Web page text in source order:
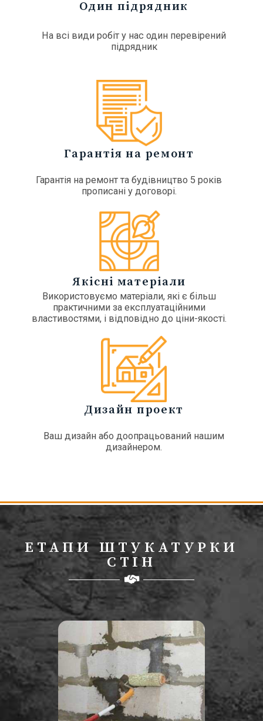
Один підрядник
На всі види робіт у нас один перевірений
підрядник
Гарантія на ремонт
Гарантія на ремонт та будівництво 5 років
прописані у договорі.
Якісні матеріали
Використовуємо матеріали, які є більш
практичними за експлуатаційними
властивостями, і відповідно до ціни-якості.
Дизайн проект
Ваш дизайн або доопрацьований нашим
дизайнером.
ЕТАПИ ШТУКАТУРКИ
СТІН